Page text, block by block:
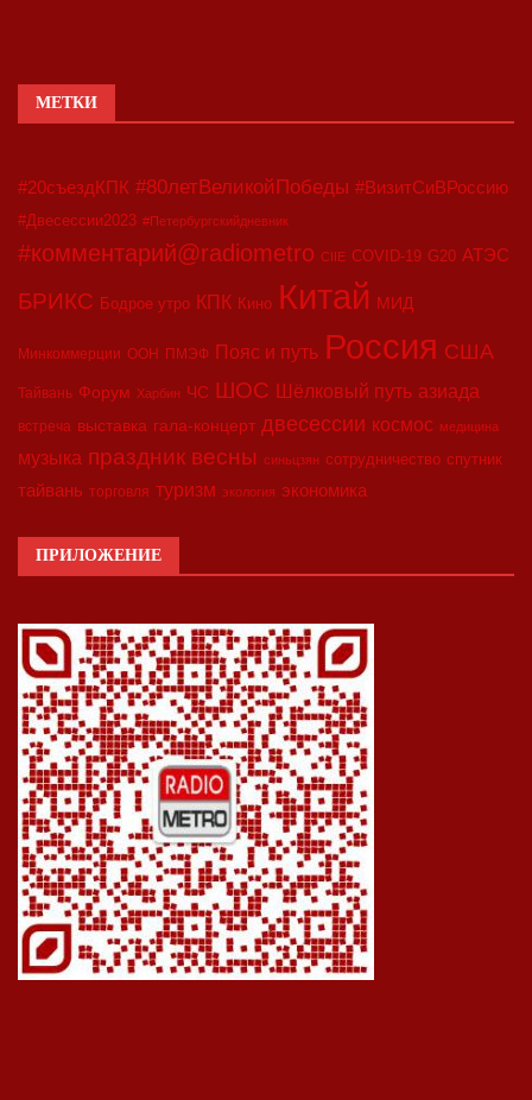
МЕТКИ
#20съездКПК #80летВеликойПобеды #ВизитСиВРоссию
#Двесессии2023 #Петербургскийдневник
#комментарий@radiometro CIIE COVID-19 G20 АТЭС
БРИКС Бодрое утро КПК Кино Китай МИД
Минкоммерции ООН ПМЭФ Пояс и путь Россия США
Тайвань Форум Харбин ЧС ШОС Шёлковый путь азиада
встреча выставка гала-концерт двесессии космос медицина
музыка праздник весны синьцзян сотрудничество спутник
тайвань торговля туризм экология экономика
ПРИЛОЖЕНИЕ